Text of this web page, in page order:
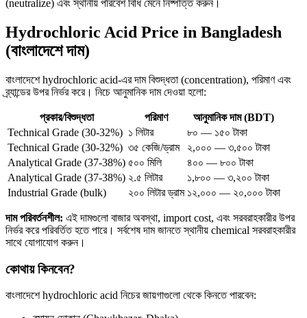
(neutralize) এবং স্থানীয় পরিবেশ বিধি মেনে নিষ্পত্তি করুন।
Hydrochloric Acid Price in Bangladesh
(বাংলাদেশে দাম)
বাংলাদেশে hydrochloric acid-এর দাম বিশুদ্ধতা (concentration), পরিমাণ এবং
ব্র্যান্ডের উপর নির্ভর করে। নিচে আনুমানিক দাম দেওয়া হলো:
প্রকার/বিশুদ্ধতা পরিমাণ
আনুমানিক দাম (BDT)
Technical Grade (30-32%) ১ লিটার
৮০ — ১৫০ টাকা
Technical Grade (30-32%) ৩৫ কেজি/ড্রাম
২,০০০ — ৩,৫০০ টাকা
Analytical Grade (37-38%) ৫০০ মিলি
৪০০ — ৮০০ টাকা
Analytical Grade (37-38%) ২.৫ লিটার
১,৮০০ — ৩,২০০ টাকা
Industrial Grade (bulk)
২০০ লিটার ড্রাম ১২,০০০ — ২০,০০০ টাকা
দাম পরিবর্তনশীল: এই দামগুলো বাজার অবস্থা, import cost, এবং সরবরাহকারীর উপর
নির্ভর করে পরিবর্তিত হতে পারে। সর্বশেষ দাম জানতে স্থানীয় chemical সরবরাহকারীর
সাথে যোগাযোগ করুন।
কোথায় কিনবেন?
বাংলাদেশে hydrochloric acid নিচের জায়গাগুলো থেকে কিনতে পারবেন: